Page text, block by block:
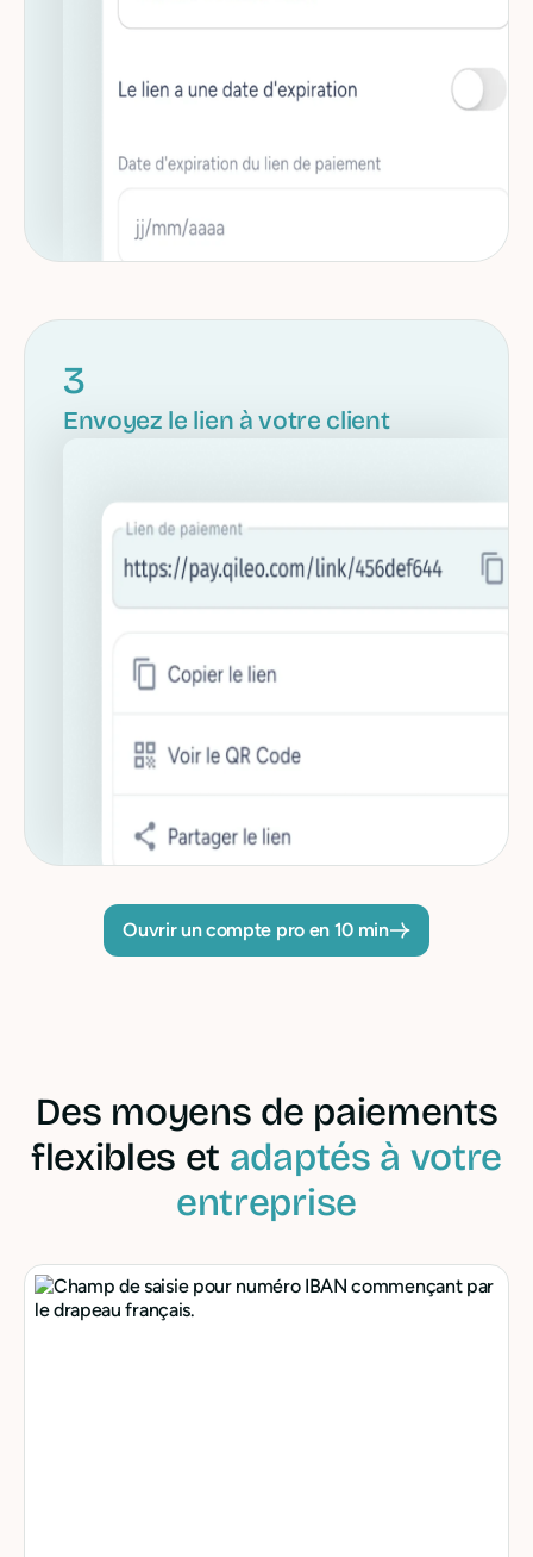
3
Envoyez le lien à votre client
Ouvrir un compte pro en 10 min
Des moyens de paiements
flexibles et adaptés à votre
entreprise